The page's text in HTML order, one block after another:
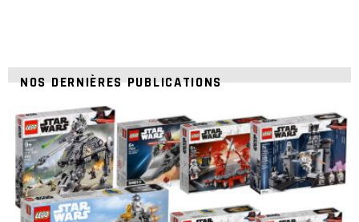
NOS DERNIÈRES PUBLICATIONS